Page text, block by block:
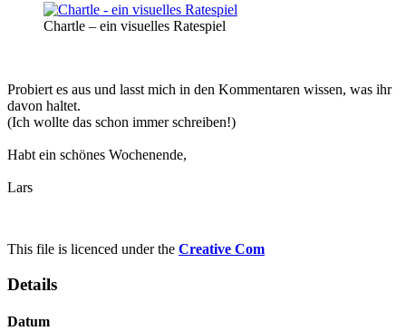
Chartle – ein visuelles Ratespiel
Probiert es aus und lasst mich in den Kommentaren wissen, was ihr
davon haltet.
(Ich wollte das schon immer schreiben!)
Habt ein schönes Wochenende,
Lars
This file is licenced under the Creative Com
Details
Datum